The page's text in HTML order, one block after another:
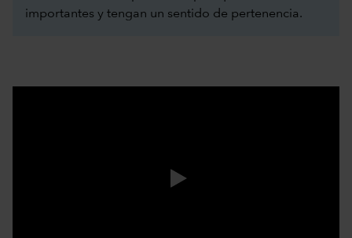
importantes y tengan un sentido de pertenencia.